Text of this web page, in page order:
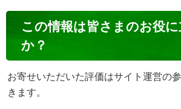
ン
ン
ツ
この情報は皆さまのお役
か？
お寄せいただいた評価はサイト運営の
きます。